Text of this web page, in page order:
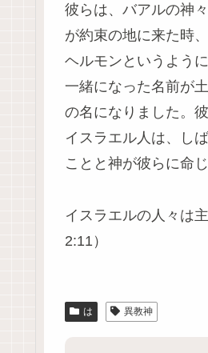
彼らは、バアルの神
が約束の地に来た時
ヘルモンというよう
一緒になった名前が
の名になりました。
イスラエル人は、し
ことと神が彼らに命
イスラエルの人々は
2:11）
は 異教神